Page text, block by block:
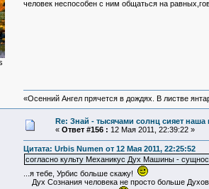
человек неспособен с ним общаться на
«Осенний Ангел прячется в дождях. В листве
Re: Знай - тысячами солнц сияет наша
« Ответ #156 : 12 Мая 2011, 22:39:22 »
Цитата: Urbis Numen от 12 Мая 2011, 22:25:52
согласно культу Механикус Дух Машины -
...я тебе, Урбис больше скажу!
Дух Сознания человека не просто больше